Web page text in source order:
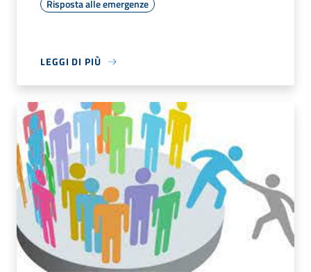
Risposta alle emergenze
LEGGI DI PIÙ